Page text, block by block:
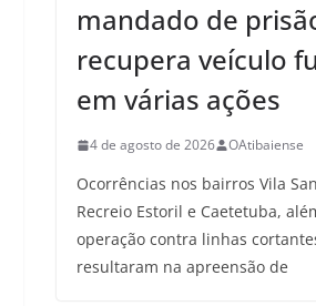
mandado de
recupera veículo
em várias ações
4 de agosto de 2026 OAtibaiense
Ocorrências nos bairros Vila
Recreio Estoril e Caetetuba,
operação contra linhas
resultaram na apreensão de